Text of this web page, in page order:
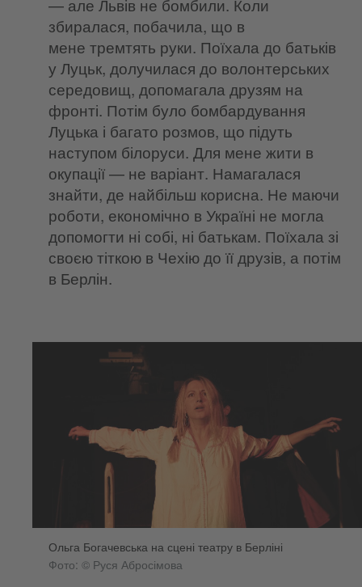
— але Львів не бомбили. Коли
збиралася, побачила, що в
мене тремтять руки. Поїхала до батьків
у Луцьк, долучилася до волонтерських
середовищ, допомагала друзям на
фронті. Потім було бомбардування
Луцька і багато розмов, що підуть
наступом білоруси. Для мене жити в
окупації — не варіант. Намагалася
знайти, де найбільш корисна. Не маючи
роботи, економічно в Україні не могла
допомогти ні собі, ні батькам. Поїхала зі
своєю тіткою в Чехію до її друзів, а потім
в Берлін.
Ольга Богачевська на сцені театру в Берліні
Фото: © Руся Абросімова